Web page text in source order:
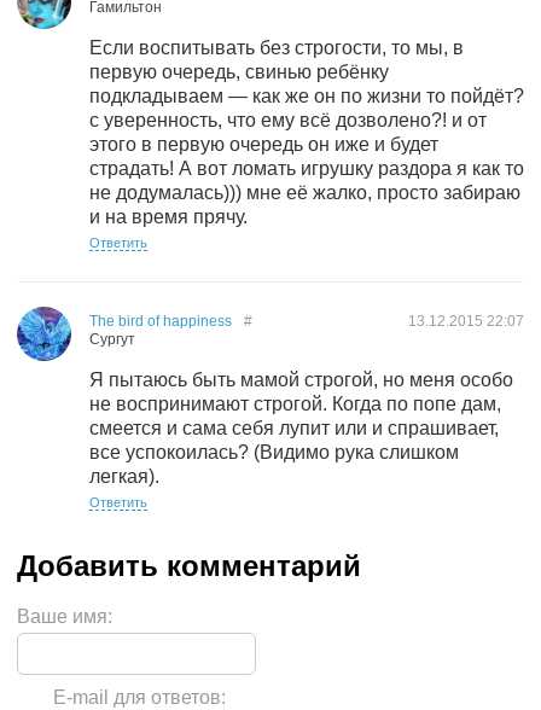
Гамильтон
Если воспитывать без строгости, то мы, в
первую очередь, свинью ребёнку
подкладываем — как же он по жизни то пойдёт?
с уверенность, что ему всё дозволено?! и от
этого в первую очередь он иже и будет
страдать! А вот ломать игрушку раздора я как то
не додумалась))) мне её жалко, просто забираю
и на время прячу.
Ответить
The bird of happiness
Сургут
13.12.2015 22:07
#
Я пытаюсь быть мамой строгой, но меня особо
не воспринимают строгой. Когда по попе дам,
смеется и сама себя лупит или и спрашивает,
все успокоилась? (Видимо рука слишком
легкая).
Ответить
Ваше имя:
E-mail для ответов: